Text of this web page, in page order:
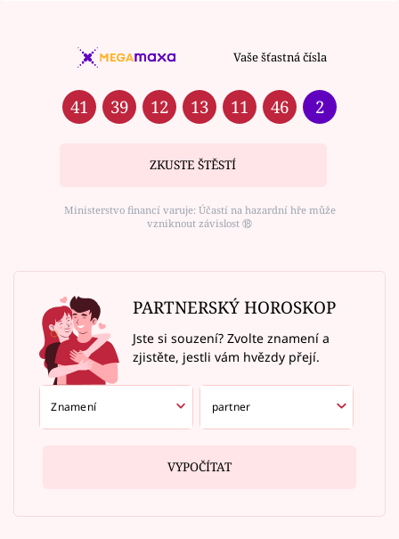
Vaše šťastná čísla
41 39 12 13 11 46 2
ZKUSTE ŠTĚSTÍ
Ministerstvo financí varuje: Účastí na hazardní hře může
vzniknout závislost ⑱
PARTNERSKÝ HOROSKOP
Jste si souzení? Zvolte znamení a
zjistěte, jestli vám hvězdy přejí.
VYPOČÍTAT